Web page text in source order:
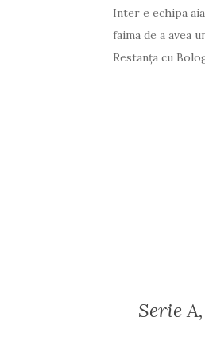
Inter e echipa
faima de a avea
Restanța cu
Serie